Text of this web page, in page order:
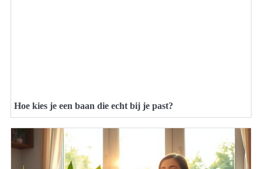
Hoe kies je een baan die echt bij je past?